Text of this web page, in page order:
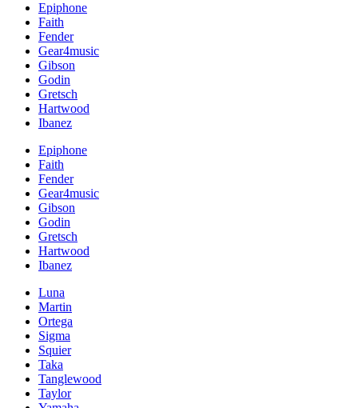
Epiphone
Faith
Fender
Gear4music
Gibson
Godin
Gretsch
Hartwood
Ibanez
Epiphone
Faith
Fender
Gear4music
Gibson
Godin
Gretsch
Hartwood
Ibanez
Luna
Martin
Ortega
Sigma
Squier
Taka
Tanglewood
Taylor